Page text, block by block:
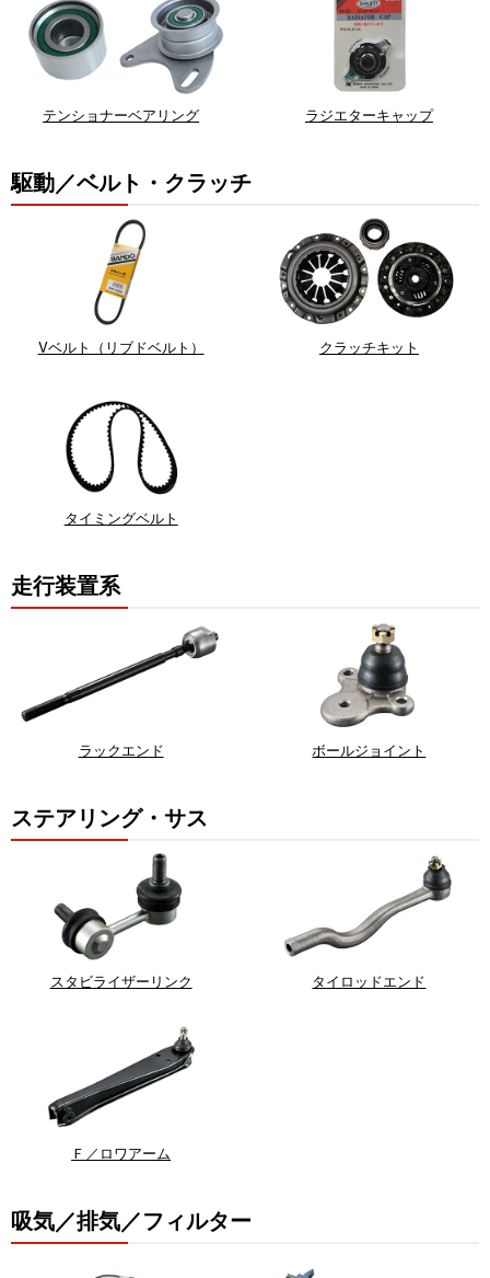
テンショナーベアリング ラジエターキャップ
駆動／ベルト・クラッチ
Vベルト（リブドベルト） クラッチキット
タイミングベルト
走行装置系
ラックエンド ボールジョイント
ステアリング・サス
スタビライザーリンク タイロッドエンド
Ｆ／ロワアーム
吸気／排気／フィルター